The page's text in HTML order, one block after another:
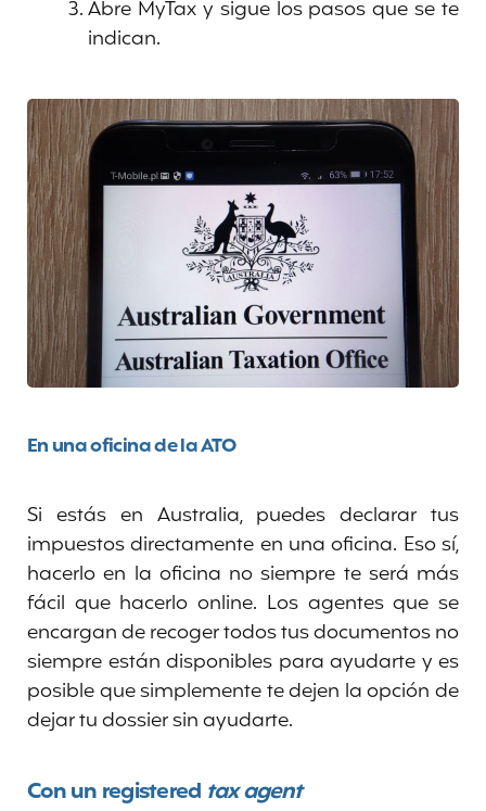
Abre MyTax y sigue los pasos que se te
indican.
En una oficina de la ATO
Si estás en Australia, puedes declarar tus
impuestos directamente en una oficina. Eso sí,
hacerlo en la oficina no siempre te será más
fácil que hacerlo online. Los agentes que se
encargan de recoger todos tus documentos no
siempre están disponibles para ayudarte y es
posible que simplemente te dejen la opción de
dejar tu dossier sin ayudarte.
Con un registered tax agent